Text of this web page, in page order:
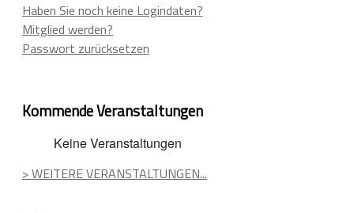
Haben Sie noch keine Logindaten?
Mitglied werden?
Passwort zurücksetzen
Kommende Veranstaltungen
Keine Veranstaltungen
> WEITERE VERANSTALTUNGEN...